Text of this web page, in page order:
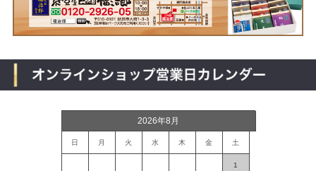
2026年8月
日 月 火 水 木 金 土
1